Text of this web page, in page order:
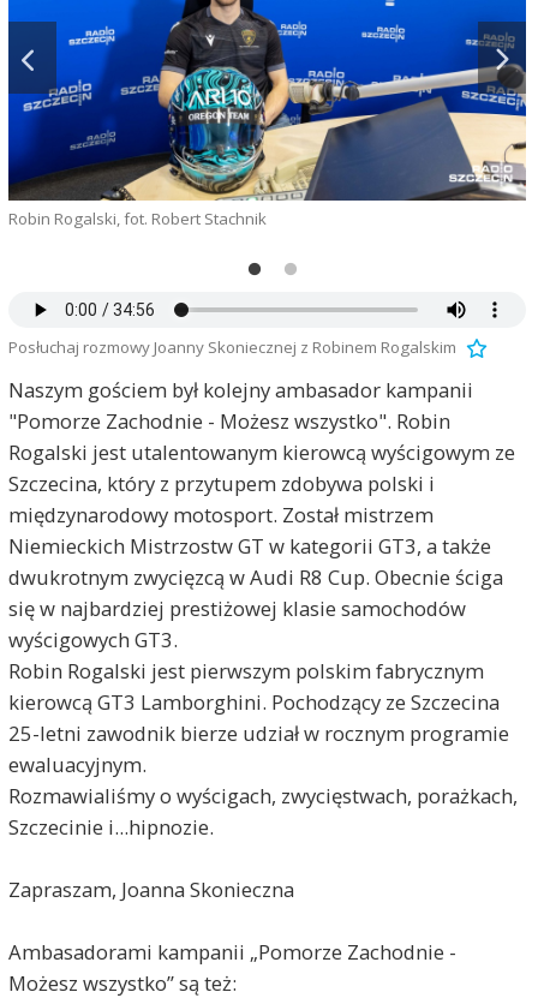
Robin Rogalski, fot. Robert Stachnik
Posłuchaj rozmowy Joanny Skoniecznej z Robinem Rogalskim
Naszym gościem był kolejny ambasador kampanii
"Pomorze Zachodnie - Możesz wszystko". Robin
Rogalski jest utalentowanym kierowcą wyścigowym ze
Szczecina, który z przytupem zdobywa polski i
międzynarodowy motosport. Został mistrzem
Niemieckich Mistrzostw GT w kategorii GT3, a także
dwukrotnym zwycięzcą w Audi R8 Cup. Obecnie ściga
się w najbardziej prestiżowej klasie samochodów
wyścigowych GT3.
Robin Rogalski jest pierwszym polskim fabrycznym
kierowcą GT3 Lamborghini. Pochodzący ze Szczecina
25-letni zawodnik bierze udział w rocznym programie
ewaluacyjnym.
Rozmawialiśmy o wyścigach, zwycięstwach, porażkach,
Szczecinie i...hipnozie.
Zapraszam, Joanna Skonieczna
Ambasadorami kampanii „Pomorze Zachodnie -
Możesz wszystko” są też: